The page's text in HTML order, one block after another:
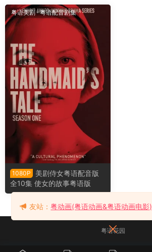
粤语美剧·粤语配音剧集
1080P
美剧侍女粤语配音版
全10集 使女的故事粤语版
粤语花园
友站：粤动画(粤语动画&粤语动画电影)